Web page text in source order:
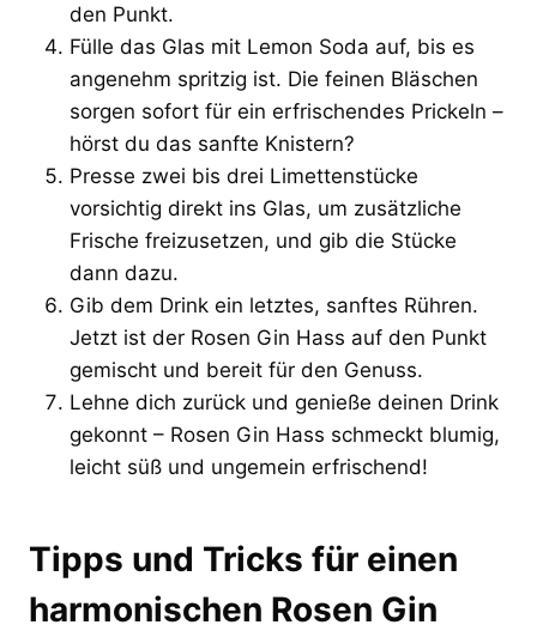
den Punkt.
Fülle das Glas mit Lemon Soda auf, bis es
angenehm spritzig ist. Die feinen Bläschen
sorgen sofort für ein erfrischendes Prickeln –
hörst du das sanfte Knistern?
Presse zwei bis drei Limettenstücke
vorsichtig direkt ins Glas, um zusätzliche
Frische freizusetzen, und gib die Stücke
dann dazu.
Gib dem Drink ein letztes, sanftes Rühren.
Jetzt ist der Rosen Gin Hass auf den Punkt
gemischt und bereit für den Genuss.
Lehne dich zurück und genieße deinen Drink
gekonnt – Rosen Gin Hass schmeckt blumig,
leicht süß und ungemein erfrischend!
Tipps und Tricks für einen
harmonischen Rosen Gin